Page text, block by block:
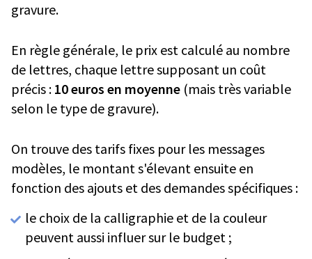
gravure.
En règle générale, le prix est calculé au nombre
de lettres, chaque lettre supposant un coût
précis : 10 euros en moyenne (mais très variable
selon le type de gravure).
On trouve des tarifs fixes pour les messages
modèles, le montant s'élevant ensuite en
fonction des ajouts et des demandes spécifiques :
le choix de la calligraphie et de la couleur
peuvent aussi influer sur le budget ;